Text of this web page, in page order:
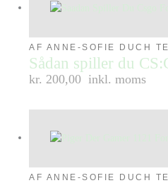
AF ANNE-SOFIE DUCH
Sådan spiller du
kr. 200,00 inkl. moms
AF ANNE-SOFIE DUCH